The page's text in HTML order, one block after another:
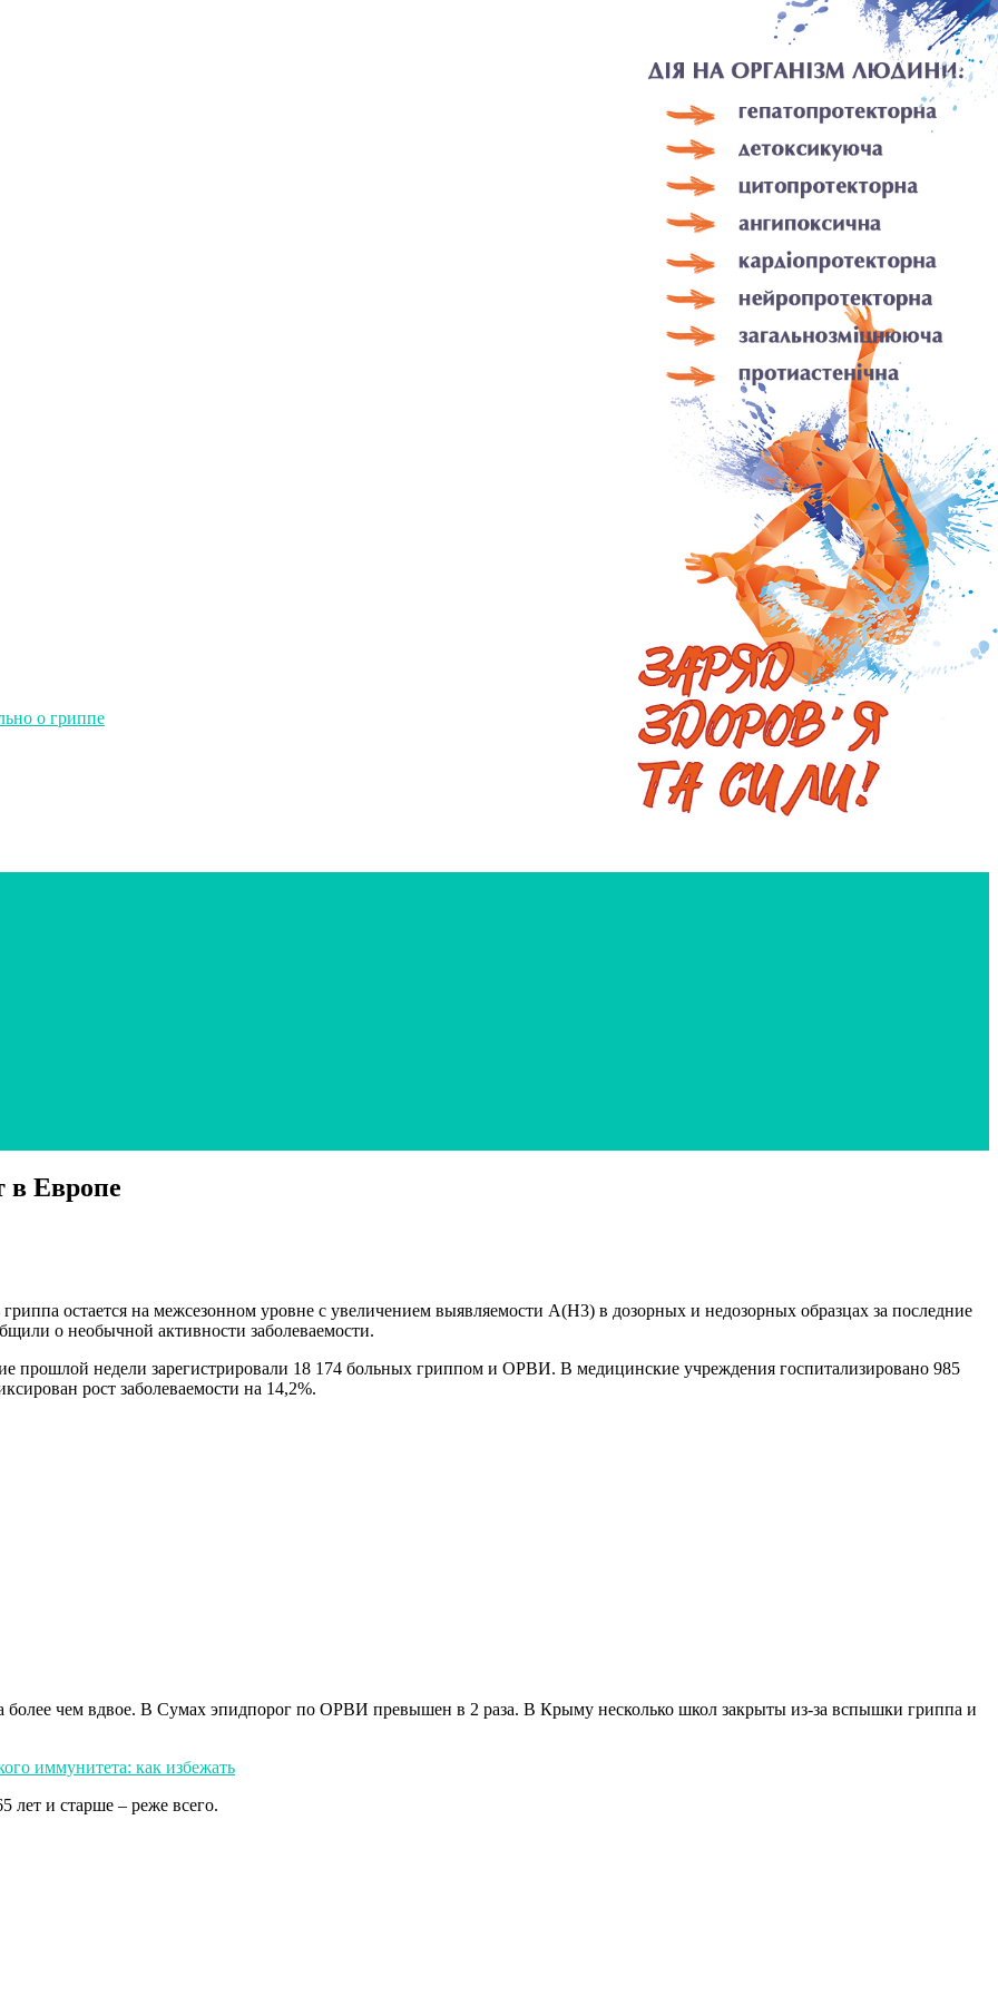
о гриппе
в Европе
гриппа остается на межсезонном уровне с увеличением выявляемости A(H3) в дозорных и недозорных образцах за последние
о необычной активности заболеваемости.
прошлой недели зарегистрировали 18 174 больных гриппом и ОРВИ. В медицинские учреждения госпитализировано 985
рост заболеваемости на 14,2%.
более чем вдвое. В Сумах эпидпорог по ОРВИ превышен в 2 раза. В Крыму несколько школ закрыты из-за вспышки гриппа и
иммунитета: как избежать
лет и старше – реже всего.